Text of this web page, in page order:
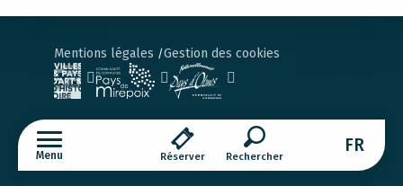
Menu Réserver
Recherche
FR
Mentions légales Gestion des cookies